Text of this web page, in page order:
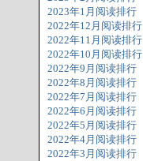
2023年1月阅读排行
2022年12月阅读排行
2022年11月阅读排行
2022年10月阅读排行
2022年9月阅读排行
2022年8月阅读排行
2022年7月阅读排行
2022年6月阅读排行
2022年5月阅读排行
2022年4月阅读排行
2022年3月阅读排行